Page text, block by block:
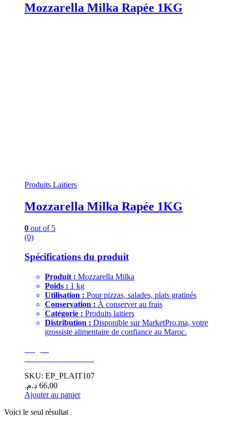
Mozzarella Milka Rapée 1KG
Produits Laitiers
Mozzarella Milka Rapée 1KG
0 out of 5
(0)
Spécifications du produit
Produit : Mozzarella Milka
Poids : 1 kg
Utilisation : Pour pizzas, salades, plats gratinés
Conservation : À conserver au frais
Catégorie : Produits laitiers
Distribution : Disponible sur MarketPro.ma, votre
grossiste alimentaire de confiance au Maroc.
SKU: EP_PLAIT107
66,00 د.م.
Ajouter au panier
Voici le seul résultat